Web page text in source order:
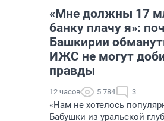
«Мне должны 17
банку плачу я»:
Башкирии
ИЖС не могут
правды
12 часов 5 784 3
«Нам не хотелось
Бабушки из уральской